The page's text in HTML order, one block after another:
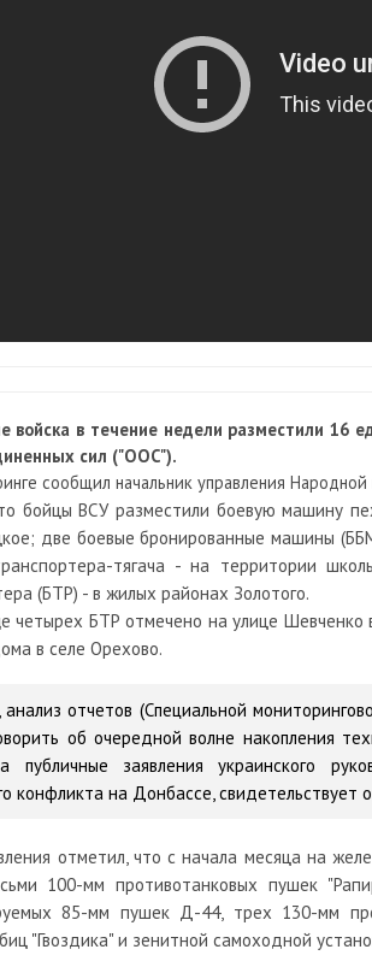
войска в течение недели разместили 16
сил ("ООС").
сообщил начальник управления
бойцы ВСУ разместили боевую машину
две боевые бронированные машины
тягача - на территории
(БТР) - в жилых районах Золотого.
БТР отмечено на улице Шевченко
в селе Орехово.
анализ отчетов (Специальной
об очередной волне накопления
публичные заявления украинского
конфликта на Донбассе, свидетельствует
отметил, что с начала месяца на
100-мм противотанковых пушек
85-мм пушек Д-44, трех 130-мм
"Гвоздика" и зенитной самоходной